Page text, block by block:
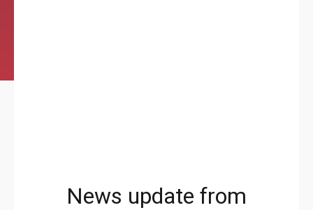
News update from